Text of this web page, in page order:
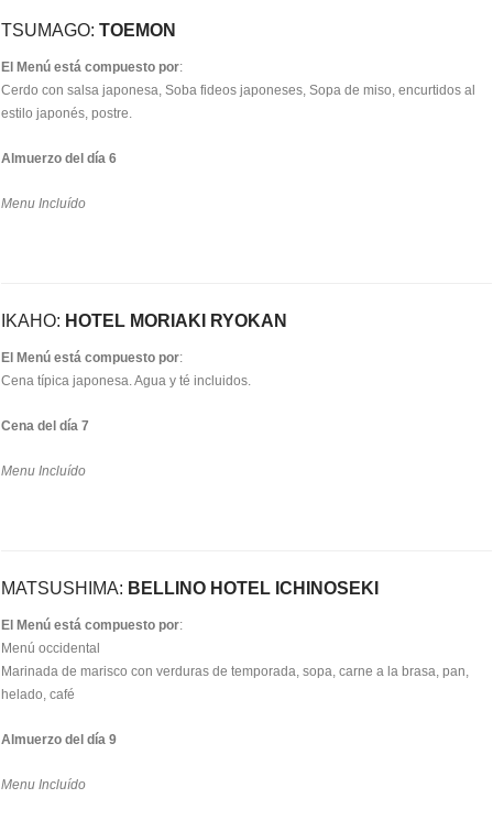
TSUMAGO: TOEMON
El Menú está compuesto por:
Cerdo con salsa japonesa, Soba fideos japoneses, Sopa de miso, encurtidos al
estilo japonés, postre.
Almuerzo del día 6
Menu Incluído
IKAHO: HOTEL MORIAKI RYOKAN
El Menú está compuesto por:
Cena típica japonesa. Agua y té incluidos.
Cena del día 7
Menu Incluído
MATSUSHIMA: BELLINO HOTEL ICHINOSEKI
El Menú está compuesto por:
Menú occidental
Marinada de marisco con verduras de temporada, sopa, carne a la brasa, pan,
helado, café
Almuerzo del día 9
Menu Incluído